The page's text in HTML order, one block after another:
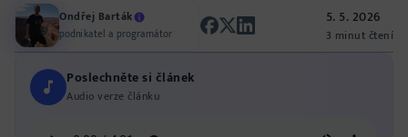
Ondřej Barták
podnikatel a programátor
5. 5. 2026
3 minut čtení
Poslechněte si článek
Audio verze článku